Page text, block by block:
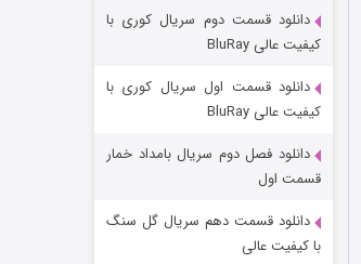
شکست استوارت در نجات جهان
قسمت ۷ (زیرنویس) منتشر شد
دانلود قسمت دوم سریال کوری با
کیفیت عالی BluRay
دانلود قسمت اول سریال کوری با
کیفیت عالی BluRay
دانلود فصل دوم سریال بامداد خمار
قسمت اول
دانلود قسمت دهم سریال گل سنگ
با کیفیت عالی